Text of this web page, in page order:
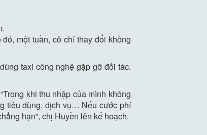
một tuần, cô chỉ thay đổi không
taxi công nghệ gặp gỡ đối tác.
khi thu nhập của mình không
tiêu dùng, dịch vụ… Nếu cước phí
hạn”, chị Huyền lên kế hoạch.